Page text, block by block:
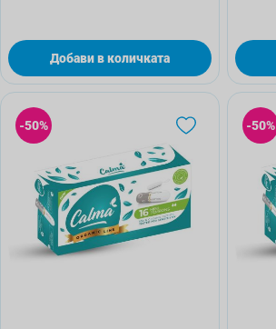
Добави в количката
-50% -50%